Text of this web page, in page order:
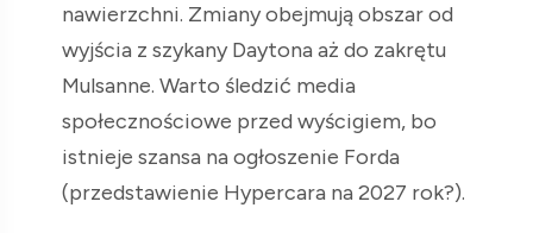
nawierzchni. Zmiany obejmują obszar od
wyjścia z szykany Daytona aż do zakrętu
Mulsanne. Warto śledzić media
społecznościowe przed wyścigiem, bo
istnieje szansa na ogłoszenie Forda
(przedstawienie Hypercara na 2027 rok?).